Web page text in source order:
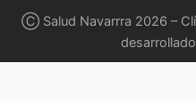
Ⓒ Salud Navarrra 2026 –